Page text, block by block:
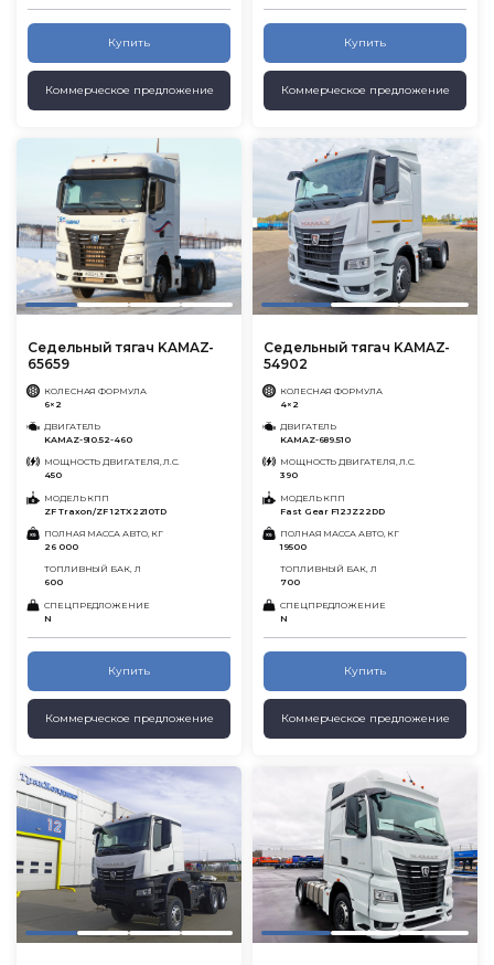
Купить
Коммерческое предложение
Купить
Коммерческое предложение
Седельный тягач KAMAZ-
65659
КОЛЕСНАЯ ФОРМУЛА
6×2
ДВИГАТЕЛЬ
KAMAZ-910.52-460
МОЩНОСТЬ ДВИГАТЕЛЯ, Л.С.
450
МОДЕЛЬ КПП
ZF Traxon/ZF 12TX2210TD
ПОЛНАЯ МАССА АВТО, КГ
26 000
ТОПЛИВНЫЙ БАК, Л
600
СПЕЦПРЕДЛОЖЕНИЕ
N
Купить
Коммерческое предложение
Седельный тягач KAMAZ-
54902
КОЛЕСНАЯ ФОРМУЛА
4×2
ДВИГАТЕЛЬ
KAMAZ-689.510
МОЩНОСТЬ ДВИГАТЕЛЯ, Л.С.
390
МОДЕЛЬ КПП
Fast Gear F12JZ22DD
ПОЛНАЯ МАССА АВТО, КГ
19500
ТОПЛИВНЫЙ БАК, Л
700
СПЕЦПРЕДЛОЖЕНИЕ
N
Купить
Коммерческое предложение